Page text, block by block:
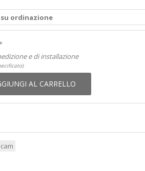
su ordinazione
e di installazione
AL CARRELLO